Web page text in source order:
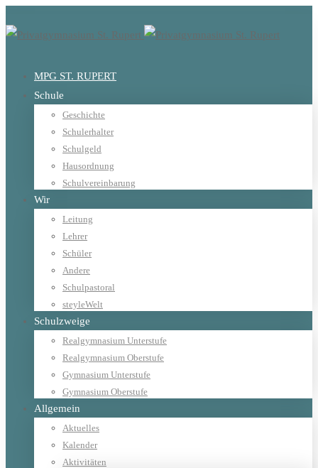
MPG ST. RUPERT
Schule
Geschichte
Schulerhalter
Schulgeld
Hausordnung
Schulvereinbarung
Wir
Leitung
Lehrer
Schüler
Andere
Schulpastoral
steyleWelt
Schulzweige
Realgymnasium Unterstufe
Realgymnasium Oberstufe
Gymnasium Unterstufe
Gymnasium Oberstufe
Allgemein
Aktuelles
Kalender
Aktivitäten